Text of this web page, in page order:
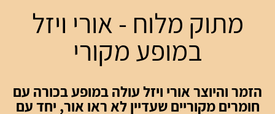
מתוק מלוח - אורי ויזל
במופע מקורי
הזמר והיוצר אורי ויזל עולה במופע בכורה עם
חומרים מקוריים שעדיין לא ראו אור, יחד עם